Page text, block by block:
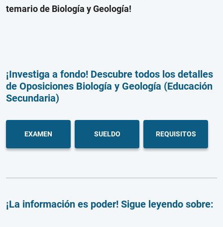
temario de Biología y Geología!
¡Investiga a fondo! Descubre todos los detalles
de Oposiciones Biología y Geología (Educación
Secundaria)
EXAMEN SUELDO REQUISITOS
¡La información es poder! Sigue leyendo sobre: